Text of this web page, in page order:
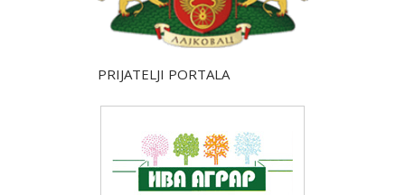
PRIJATELJI PORTALA